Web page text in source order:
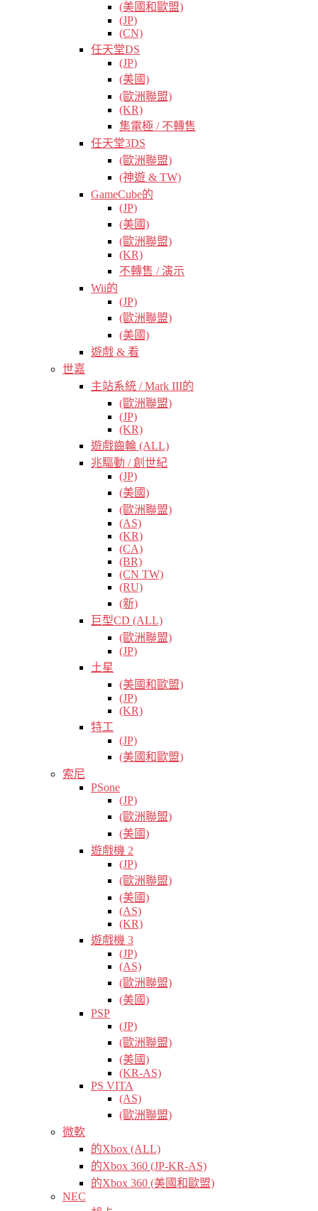
(美國和歐盟)
(JP)
(CN)
任天堂DS
(JP)
(美國)
(歐洲聯盟)
(KR)
集電極 / 不轉售
任天堂3DS
(歐洲聯盟)
(神遊 & TW)
GameCube的
(JP)
(美國)
(歐洲聯盟)
(KR)
不轉售 / 演示
Wii的
(JP)
(歐洲聯盟)
(美國)
遊戲 & 看
世嘉
主站系統 / Mark III的
(歐洲聯盟)
(JP)
(KR)
遊戲齒輪 (ALL)
兆驅動 / 創世紀
(JP)
(美國)
(歐洲聯盟)
(AS)
(KR)
(CA)
(BR)
(CN TW)
(RU)
(新)
巨型CD (ALL)
(歐洲聯盟)
(JP)
土星
(美國和歐盟)
(JP)
(KR)
特工
(JP)
(美國和歐盟)
索尼
PSone
(JP)
(歐洲聯盟)
(美國)
遊戲機 2
(JP)
(歐洲聯盟)
(美國)
(AS)
(KR)
遊戲機 3
(JP)
(AS)
(歐洲聯盟)
(美國)
PSP
(JP)
(歐洲聯盟)
(美國)
(KR-AS)
PS VITA
(AS)
(歐洲聯盟)
微軟
的Xbox (ALL)
的Xbox 360 (JP-KR-AS)
的Xbox 360 (美國和歐盟)
NEC